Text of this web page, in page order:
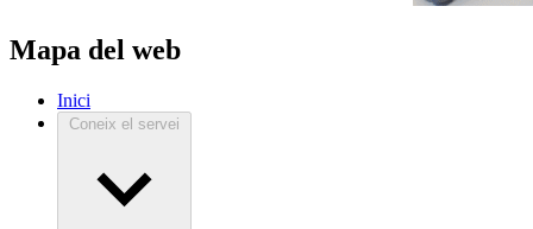
Mapa del web
Inici
Coneix el servei